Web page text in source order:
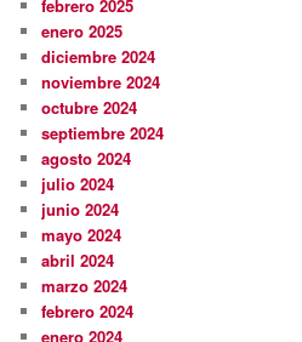
febrero 2025
enero 2025
diciembre 2024
noviembre 2024
octubre 2024
septiembre 2024
agosto 2024
julio 2024
junio 2024
mayo 2024
abril 2024
marzo 2024
febrero 2024
enero 2024